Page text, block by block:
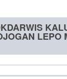
LEPO